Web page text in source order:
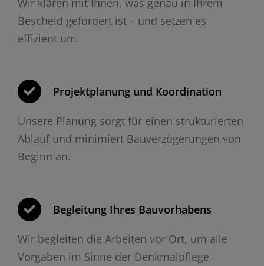
Bescheid gefordert ist – und setzen es
effizient um.
Projektplanung und Koordination
Unsere Planung sorgt für einen strukturierten
Ablauf und minimiert Bauverzögerungen von
Beginn an.
Begleitung Ihres Bauvorhabens
Wir begleiten die Arbeiten vor Ort, um alle
Vorgaben im Sinne der Denkmalpflege